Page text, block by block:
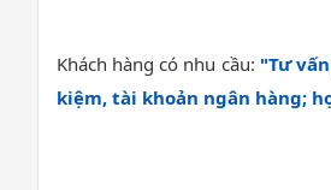
Khách hàng có nhu cầu: "Tư
kiệm, tài khoản ngân hàng;